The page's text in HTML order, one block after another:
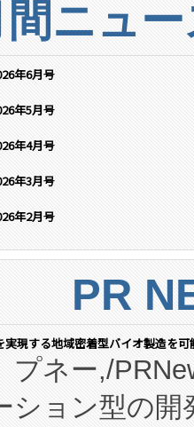
間ニュ
年6月号
年5月号
年4月号
年3月号
年2月号
PR
現する地域密着型バイオ製造を
プネー,/
ション型の